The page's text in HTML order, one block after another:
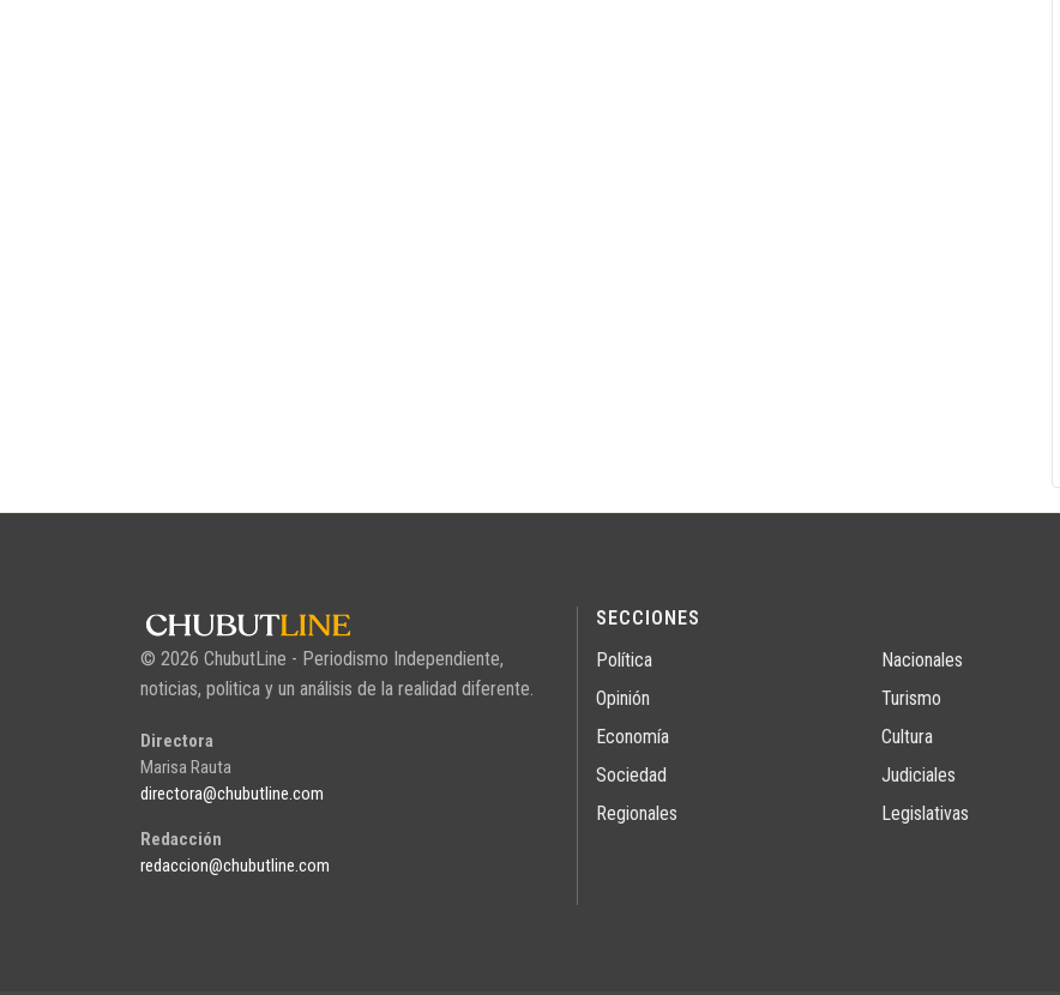
© 2026 ChubutLine - Periodismo Independiente,
noticias, politica y un análisis de la realidad diferente.
Directora
Marisa Rauta
directora@chubutline.com
Redacción
redaccion@chubutline.com
SECCIONES
Política
Opinión
Economía
Sociedad
Regionales
Nacionales
Turismo
Cultura
Judiciales
Legislativas